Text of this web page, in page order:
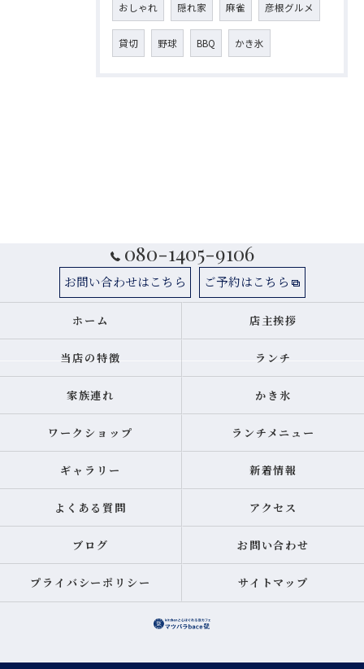
おしゃれ 隠れ家 麻雀 彦根グルメ
貸切 野球 BBQ かき氷
080-1405-9106
お問い合わせはこちら ご予約はこちら
ホーム 店主挨拶
当店の特徴 ランチ
家族連れ かき氷
ワークショップ ランチメニュー
ギャラリー 新着情報
よくある質問 アクセス
ブログ お問い合わせ
プライバシーポリシー サイトマップ